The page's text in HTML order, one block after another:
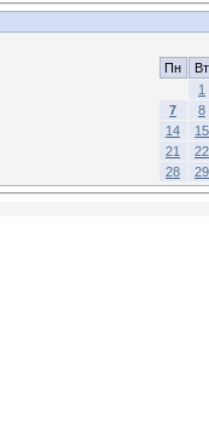
Пн
Вт
1
7
8
14
15
21
22
28
29